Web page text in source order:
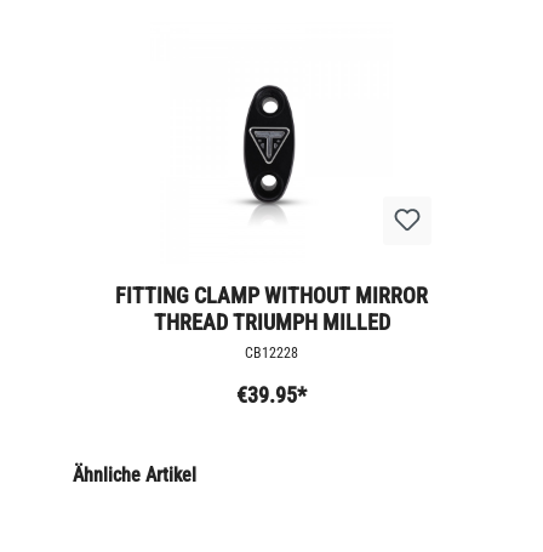
FITTING CLAMP WITHOUT MIRROR
THREAD TRIUMPH MILLED
CB12228
€39.95*
Ähnliche Artikel